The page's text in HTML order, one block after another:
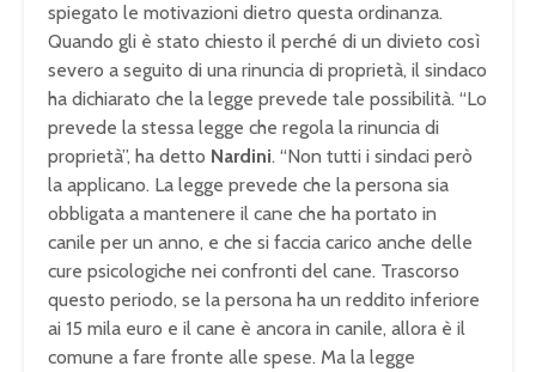
spiegato le motivazioni dietro questa ordinanza.
Quando gli è stato chiesto il perché di un divieto così
severo a seguito di una rinuncia di proprietà, il sindaco
ha dichiarato che la legge prevede tale possibilità. “Lo
prevede la stessa legge che regola la rinuncia di
proprietà”, ha detto Nardini. “Non tutti i sindaci però
la applicano. La legge prevede che la persona sia
obbligata a mantenere il cane che ha portato in
canile per un anno, e che si faccia carico anche delle
cure psicologiche nei confronti del cane. Trascorso
questo periodo, se la persona ha un reddito inferiore
ai 15 mila euro e il cane è ancora in canile, allora è il
comune a fare fronte alle spese. Ma la legge